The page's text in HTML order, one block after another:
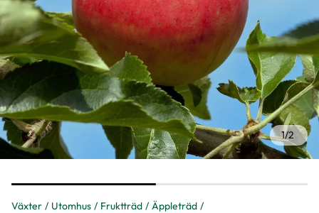
Växter Utomhus Fruktträd Äppleträd
1/2